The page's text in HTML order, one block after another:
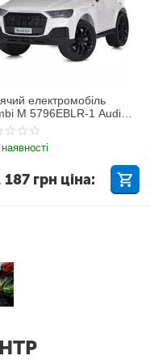
електромобіль
M 5796EBLR-1 Audi
187 грн ціна: